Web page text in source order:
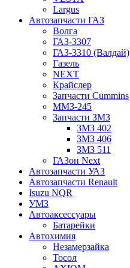
Largus
Автозапчасти ГАЗ
Волга
ГАЗ-3307
ГАЗ-3310 (Валдай)
Газель
NEXT
Крайслер
Запчасти Cummins
ММЗ-245
Запчасти ЗМЗ
ЗМЗ 402
ЗМЗ 406
ЗМЗ 511
ГАЗон Next
Автозапчасти УАЗ
Автозапчасти Renault
Isuzu NQR
УМЗ
Автоаксессуары
Батарейки
Автохимия
Незамерзайка
Тосол